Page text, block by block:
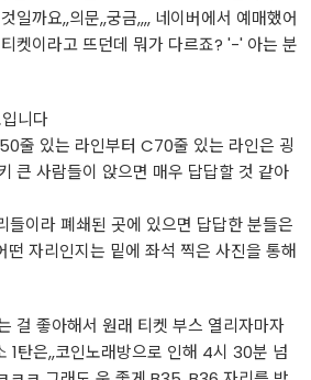
일까요,,의문,,궁금,,,, 네이버에서 예매했어
켓이라고 뜨던데 뭐가 다르죠? '-' 아는 분
니다
줄 있는 라인부터 C70줄 있는 라인은 굉
큰 사람들이 앉으면 매우 답답할 것 같아
들이라 폐쇄된 곳에 있으면 답답한 분들은
떤 자리인지는 밑에 좌석 찍은 사진을 통해
걸 좋아해서 원래 티켓 부스 열리자마자
1탄은,,코인노래방으로 인해 4시 30분 넘